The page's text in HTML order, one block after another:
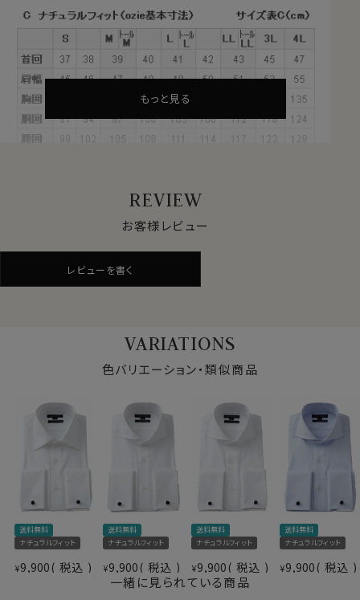
上の原綿）を 超長綿 といいます。
超長綿は、世界の綿生産量のたった3％しかない希少性
の高いプレミアムコットンです。
その中の1種類がエジプトが産地の GIZA（ギザ）綿 です。
シルクに限りなく近い特性をもち、世界的に評価の高い
高級綿＝エジプト綿。
そのエジプト綿の中でもナイル川流域のごく一部でしか
●イージーケア加工付き
綿100％かつ120番手双糸の高番手(細い糸)を使用して
ません。
しかしながら、この生地には綿特有のソフト感や素材感
をいかした上でイージーケア加工を施してあるのでアイ
アイロンがけが楽になるイージーケア加工を施した120
番手双糸の高番手生地は、あえて別注して加工しないと
さらに綿特有のソフト感や素材感をよりアップさせたうえ
で、イージーケアの機能を高めるべく、液体アンモニア処
理をしたうえでイージーケア加工を施しました。
結果、光沢感・ソフト感にあふれ着心地のいい、その上洗
濯後のお手入れが楽といった、相反する事象を併せ持っ
た上質シャツに仕上がりました。
●ポケット無し
ドレッシーで洗練されたスマートシャツスタイル。
仕様表
素材
綿100％（120番手双糸）
プレミアムコットン＝GIZA
イージーケア
ツイル
もっと見る
REVIEW
お客様レビュー
レビューを書く
VARIATIONS
色バリエーション・類似商品
送料無料
ナチュラルフィット
¥9,900 税込
送料無料
ナチュラルフィット
¥9,900 税込
送料無料
ナチュラルフィット
¥9,900 税込
送料無料
ナチュラルフィット
¥9,900 税込
一緒に見られている商品